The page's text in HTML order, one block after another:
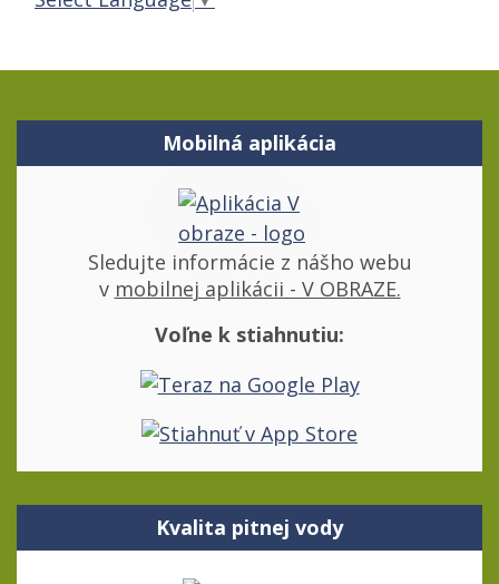
Mobilná aplikácia
Sledujte informácie z nášho webu
v mobilnej aplikácii - V OBRAZE.
Voľne k stiahnutiu:
Kvalita pitnej vody